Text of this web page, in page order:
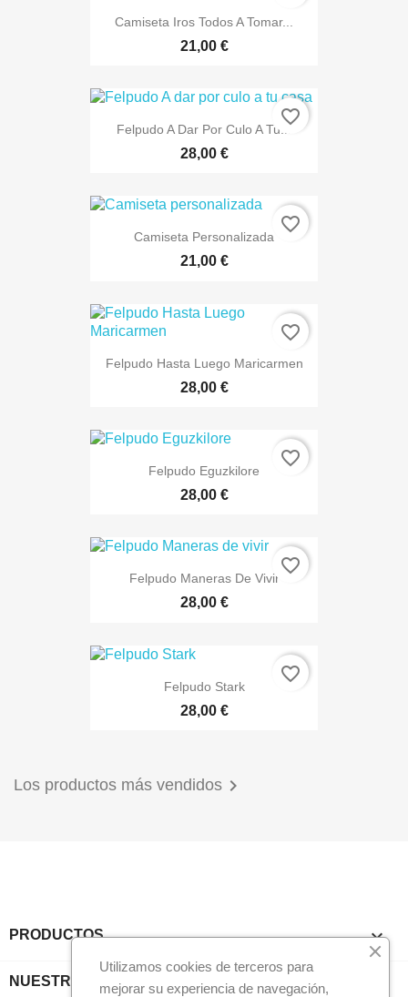
Camiseta Iros Todos A Tomar...
21,00 €
Felpudo A Dar Por Culo A Tu...
28,00 €
favorite_border
Camiseta Personalizada
21,00 €
favorite_border
Felpudo Hasta Luego Maricarmen
28,00 €
favorite_border
Felpudo Eguzkilore
28,00 €
favorite_border
Felpudo Maneras De Vivir
28,00 €
favorite_border
Felpudo Stark
28,00 €
favorite_border
Los productos más vendidos 
PRODUCTOS 
NUESTRA EMPRESA
Utilizamos cookies de terceros para
mejorar su experiencia de navegación,